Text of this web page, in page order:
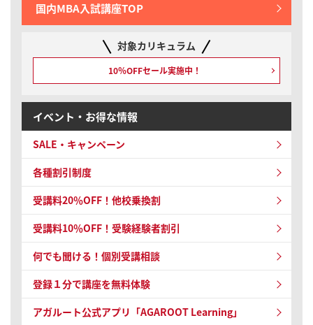
国内MBA入試講座TOP
対象カリキュラム
10％OFFセール実施中！
イベント・お得な情報
SALE・キャンペーン
各種割引制度
受講料20％OFF！他校乗換割
受講料10％OFF！ 受験経験者割引
何でも聞ける！個別受講相談
登録１分で講座を無料体験
アガルート公式アプリ「AGAROOT Learning」